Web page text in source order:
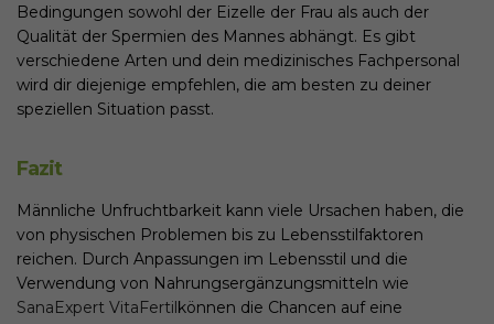
Bedingungen sowohl der Eizelle der Frau als auch der
Qualität der Spermien des Mannes abhängt. Es gibt
verschiedene Arten und dein medizinisches Fachpersonal
wird dir diejenige empfehlen, die am besten zu deiner
speziellen Situation passt.
Fazit
Männliche Unfruchtbarkeit kann viele Ursachen haben, die
von physischen Problemen bis zu Lebensstilfaktoren
reichen. Durch Anpassungen im Lebensstil und die
Verwendung von Nahrungsergänzungsmitteln wie
SanaExpert VitaFertilkönnen die Chancen auf eine